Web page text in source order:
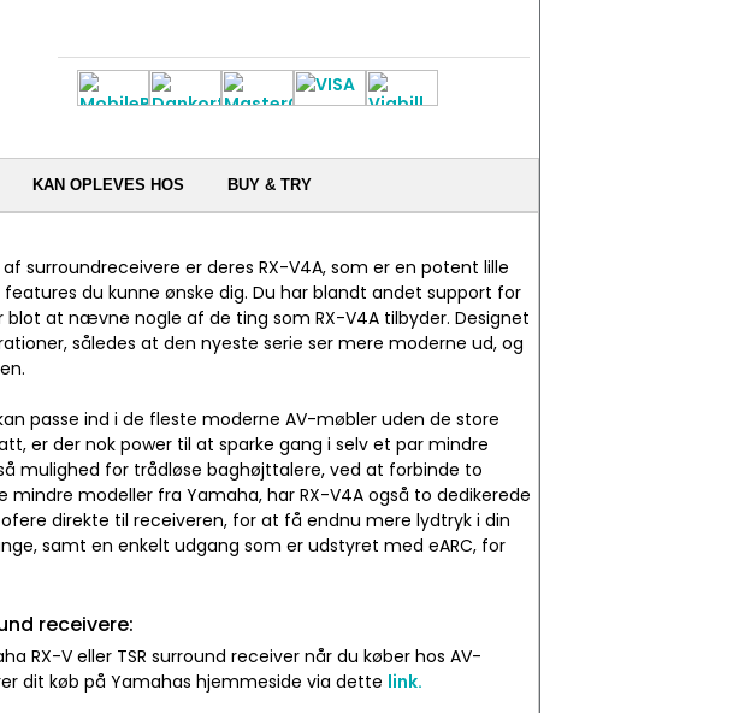
KAN OPLEVES HOS BUY & TRY
surroundreceivere er deres RX-V4A, som er en potent lille
du kunne ønske dig. Du har blandt andet support for
blot at nævne nogle af de ting som RX-V4A tilbyder. Designet
således at den nyeste serie ser mere moderne ud, og
passe ind i de fleste moderne AV-møbler uden de store
er der nok power til at sparke gang i selv et par mindre
mulighed for trådløse baghøjttalere, ved at forbinde to
modeller fra Yamaha, har RX-V4A også to dedikerede
direkte til receiveren, for at få endnu mere lydtryk i din
samt en enkelt udgang som er udstyret med eARC, for
receivere:
RX-V eller TSR surround receiver når du køber hos AV-
dit køb på Yamahas hjemmeside via dette link.